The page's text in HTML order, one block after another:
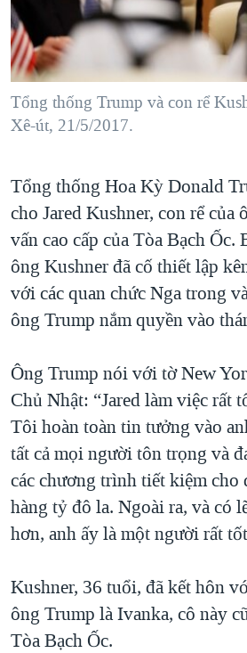
"Tìm"
NGƯỜI VIỆT HẢI NGOẠI
ĐỜI SỐNG
KINH TẾ
KHOA HỌC
VĂN HOÁ
THỂ THAO
GIÁO DỤC
HÀNH TRÌNH BẦU CỬ 2024
MỘT NĂM CHIẾN TRANH TẠI DẢI
GIẢI MÃ VÀNH ĐAI & CON ĐƯỜNG
NGÀY TỊ NẠN THẾ GIỚI
GROUND ZERO – XƯA VÀ NAY
CHI PHÍ CHIẾN TRANH
CÁC GIÁ TRỊ CỘNG HÒA Ở VIỆT
THƯỢNG ĐỈNH TRUMP-KIM TẠI
TRỊNH VĨNH BÌNH VS. CHÍNH PHỦ
BÊN KIA QUỐC LỘ: TIẾNG VỌNG
QUAN HỆ VIỆT MỸ
VIDEO
NGHE
MẠNG XÃ HỘI
Ngôn ngữ khác
Tổng thống Trump và con rể
Xê-út, 21/5/2017.
Tổng thống Hoa Kỳ Donald
cho Jared Kushner, con rể của
vấn cao cấp của Tòa Bạch Ốc.
ông Kushner đã cố thiết lập
với các quan chức Nga trong
ông Trump nắm quyền vào
Ông Trump nói với tờ New
Chủ Nhật: “Jared làm việc rất
Tôi hoàn toàn tin tưởng vào
tất cả mọi người tôn trọng và
các chương trình tiết kiệm cho
hàng tỷ đô la. Ngoài ra, và có
hơn, anh ấy là một người rất
Kushner, 36 tuổi, đã kết hôn
ông Trump là Ivanka, cô này
Tòa Bạch Ốc.